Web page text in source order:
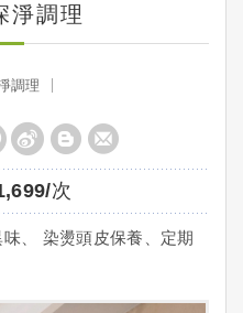
淨調理
調理
次
、 染燙頭皮保養、定期